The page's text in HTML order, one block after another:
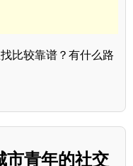
比较靠谱？有什么路
市青年的社交